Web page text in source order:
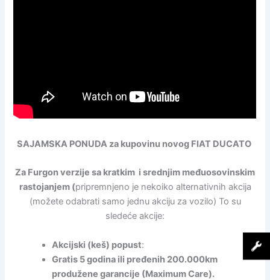
SAJAMSKA PONUDA za kupovinu novog FIAT DUCATO
Za Furgon verzije sa kratkim i srednjim međuosovinskim
rastojanjem (pripremnjeno je nekoiko alternativnih akcija
(možete odabrati samo jednu akciju za vozilo) To su
sledeće akcije:
Akcijski (keš) popust:
Gratis 5 godina ili pređenih 200.000km
produžene garancije (Maximum Care).